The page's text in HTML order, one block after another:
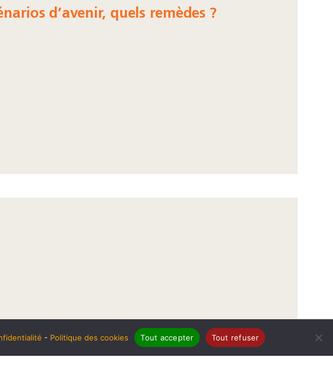
d’avenir, quels remèdes ?
- Politique des cookies Tout accepter Tout refuser